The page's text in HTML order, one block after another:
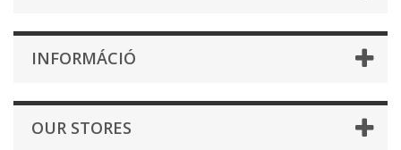
INFORMÁCIÓ
OUR STORES